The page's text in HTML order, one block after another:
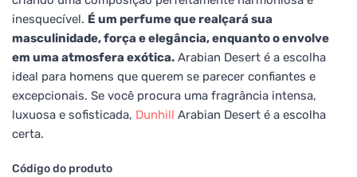
inesquecível. É um perfume que realçará sua
masculinidade, força e elegância, enquanto o envolve
em uma atmosfera exótica. Arabian Desert é a escolha
ideal para homens que querem se parecer confiantes e
excepcionais. Se você procura uma fragrância intensa,
luxuosa e sofisticada, Dunhill Arabian Desert é a escolha
certa.
Código do produto